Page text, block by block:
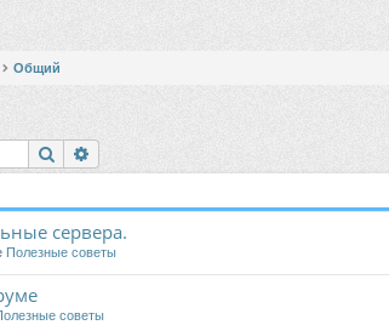
Общий
Поиск
сервера.
Полезные советы
советы